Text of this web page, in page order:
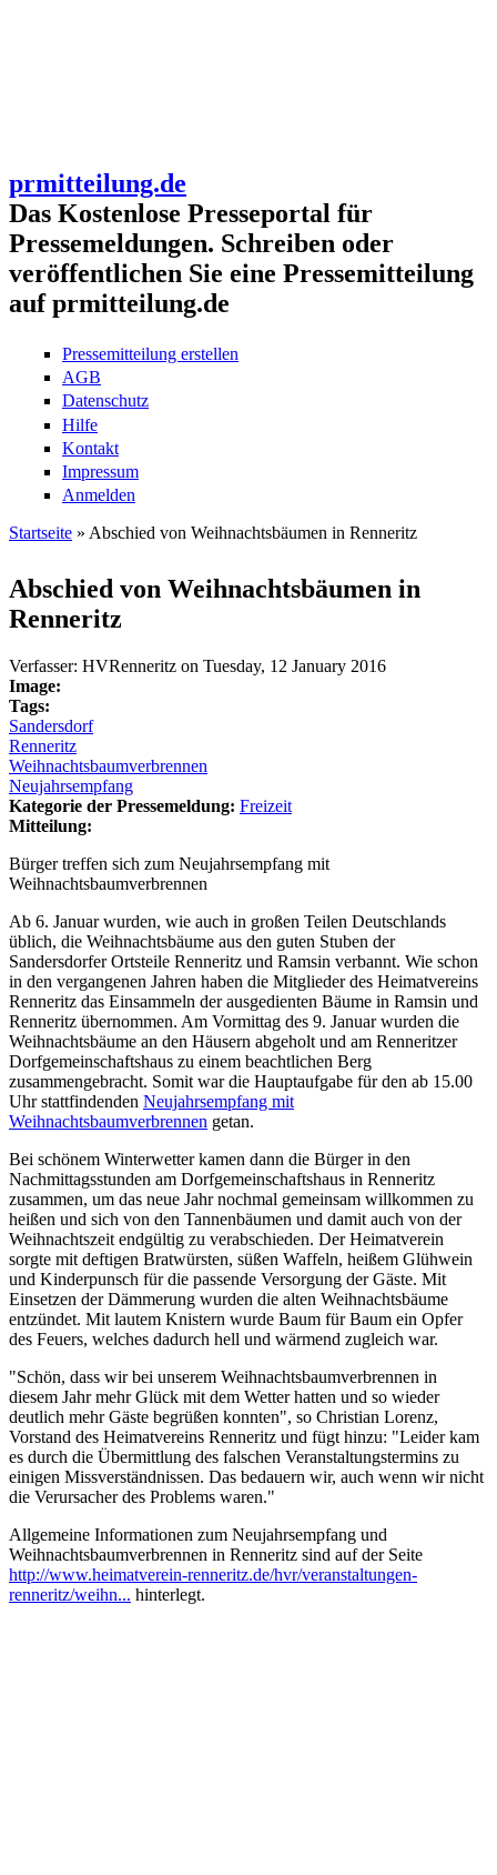
prmitteilung.de
Das Kostenlose Presseportal für
Pressemeldungen. Schreiben oder
veröffentlichen Sie eine Pressemitteilung
auf prmitteilung.de
Pressemitteilung erstellen
AGB
Datenschutz
Hilfe
Kontakt
Impressum
Anmelden
Startseite » Abschied von Weihnachtsbäumen in Renneritz
Abschied von Weihnachtsbäumen in
Renneritz
Verfasser: HVRenneritz on Tuesday, 12 January 2016
Image:
Tags:
Sandersdorf
Renneritz
Weihnachtsbaumverbrennen
Neujahrsempfang
Kategorie der Pressemeldung: Freizeit
Mitteilung:
Bürger treffen sich zum Neujahrsempfang mit
Weihnachtsbaumverbrennen
Ab 6. Januar wurden, wie auch in großen Teilen Deutschlands
üblich, die Weihnachtsbäume aus den guten Stuben der
Sandersdorfer Ortsteile Renneritz und Ramsin verbannt. Wie schon
in den vergangenen Jahren haben die Mitglieder des Heimatvereins
Renneritz das Einsammeln der ausgedienten Bäume in Ramsin und
Renneritz übernommen. Am Vormittag des 9. Januar wurden die
Weihnachtsbäume an den Häusern abgeholt und am Renneritzer
Dorfgemeinschaftshaus zu einem beachtlichen Berg
zusammengebracht. Somit war die Hauptaufgabe für den ab 15.00
Uhr stattfindenden Neujahrsempfang mit
Weihnachtsbaumverbrennen getan.
Bei schönem Winterwetter kamen dann die Bürger in den
Nachmittagsstunden am Dorfgemeinschaftshaus in Renneritz
zusammen, um das neue Jahr nochmal gemeinsam willkommen zu
heißen und sich von den Tannenbäumen und damit auch von der
Weihnachtszeit endgültig zu verabschieden. Der Heimatverein
sorgte mit deftigen Bratwürsten, süßen Waffeln, heißem Glühwein
und Kinderpunsch für die passende Versorgung der Gäste. Mit
Einsetzen der Dämmerung wurden die alten Weihnachtsbäume
entzündet. Mit lautem Knistern wurde Baum für Baum ein Opfer
des Feuers, welches dadurch hell und wärmend zugleich war.
"Schön, dass wir bei unserem Weihnachtsbaumverbrennen in
diesem Jahr mehr Glück mit dem Wetter hatten und so wieder
deutlich mehr Gäste begrüßen konnten", so Christian Lorenz,
Vorstand des Heimatvereins Renneritz und fügt hinzu: "Leider kam
es durch die Übermittlung des falschen Veranstaltungstermins zu
einigen Missverständnissen. Das bedauern wir, auch wenn wir nicht
die Verursacher des Problems waren."
Allgemeine Informationen zum Neujahrsempfang und
Weihnachtsbaumverbrennen in Renneritz sind auf der Seite
http://www.heimatverein-renneritz.de/hvr/veranstaltungen-
renneritz/weihn... hinterlegt.